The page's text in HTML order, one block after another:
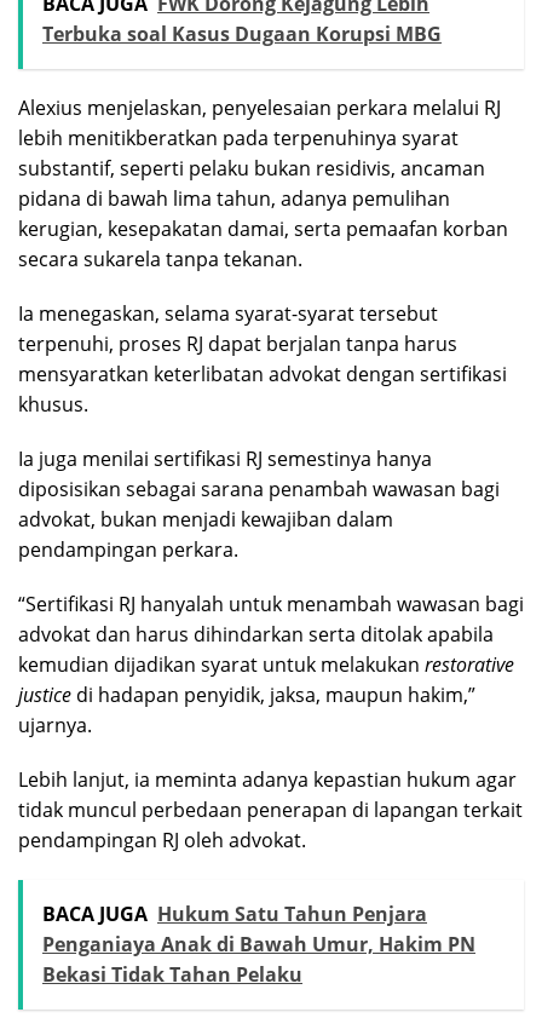
Terbuka soal Kasus Dugaan Korupsi MBG
Alexius menjelaskan, penyelesaian perkara melalui RJ
lebih menitikberatkan pada terpenuhinya syarat
substantif, seperti pelaku bukan residivis, ancaman
pidana di bawah lima tahun, adanya pemulihan
kerugian, kesepakatan damai, serta pemaafan korban
secara sukarela tanpa tekanan.
Ia menegaskan, selama syarat-syarat tersebut
terpenuhi, proses RJ dapat berjalan tanpa harus
mensyaratkan keterlibatan advokat dengan sertifikasi
khusus.
Ia juga menilai sertifikasi RJ semestinya hanya
diposisikan sebagai sarana penambah wawasan bagi
advokat, bukan menjadi kewajiban dalam
pendampingan perkara.
“Sertifikasi RJ hanyalah untuk menambah wawasan bagi
advokat dan harus dihindarkan serta ditolak apabila
kemudian dijadikan syarat untuk melakukan restorative
justice di hadapan penyidik, jaksa, maupun hakim,”
ujarnya.
Lebih lanjut, ia meminta adanya kepastian hukum agar
tidak muncul perbedaan penerapan di lapangan terkait
pendampingan RJ oleh advokat.
BACA JUGA Hukum Satu Tahun Penjara
Penganiaya Anak di Bawah Umur, Hakim PN
Bekasi Tidak Tahan Pelaku